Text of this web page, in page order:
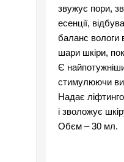
звужує пори,
есенції,
баланс вологи
шари шкіри,
Є
стимулюючи
Надає
і зволожує
Обєм – 30 мл.